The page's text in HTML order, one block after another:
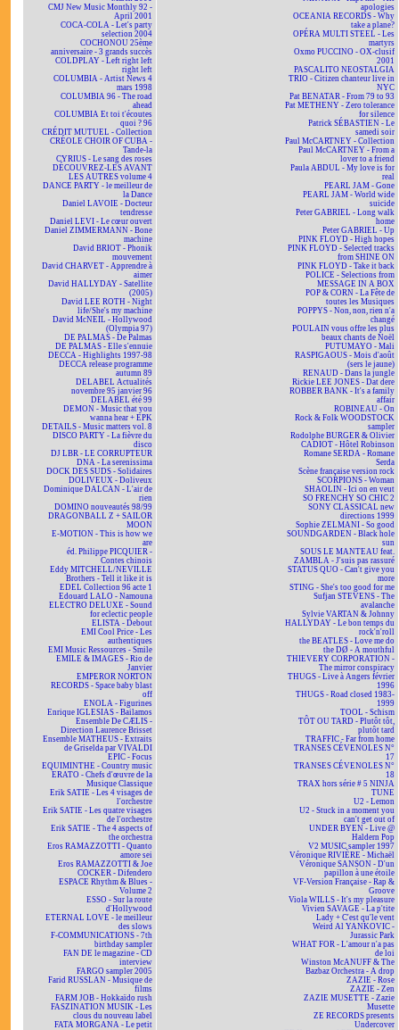
CMJ New Music Monthly 92 -
April 2001
COCA-COLA - Let's party
selection 2004
COCHONOU 25ème
anniversaire - 3 grands succès
COLDPLAY - Left right left
right left
COLUMBIA - Artist News 4
mars 1998
COLUMBIA 96 - The road
ahead
COLUMBIA Et toi t'écoutes
quoi ? 96
CRÉDIT MUTUEL - Collection
CRÉOLE CHOIR OF CUBA -
Tande-la
CYRIUS - Le sang des roses
DÉCOUVREZ-LES AVANT
LES AUTRES volume 4
DANCE PARTY - le meilleur de
la Dance
Daniel LAVOIE - Docteur
tendresse
Daniel LEVI - Le cœur ouvert
Daniel ZIMMERMANN - Bone
machine
David BRIOT - Phonik
mouvement
David CHARVET - Apprendre à
aimer
David HALLYDAY - Satellite
(2005)
David LEE ROTH - Night
life/She's my machine
David McNEIL - Hollywood
(Olympia 97)
DE PALMAS - De Palmas
DE PALMAS - Elle s'ennuie
DECCA - Highlights 1997-98
DECCA release programme
autumn 89
DELABEL Actualités
novembre 95 janvier 96
DELABEL été 99
DEMON - Music that you
wanna hear + EPK
DETAILS - Music matters vol. 8
DISCO PARTY - La fièvre du
disco
DJ LBR - LE CORRUPTEUR
DNA - La serenissima
DOCK DES SUDS - Solidaires
DOLIVEUX - Doliveux
Dominique DALCAN - L'air de
rien
DOMINO nouveautés 98/99
DRAGONBALL Z + SAILOR
MOON
E-MOTION - This is how we
are
éd. Philippe PICQUIER -
Contes chinois
Eddy MITCHELL/NEVILLE
Brothers - Tell it like it is
EDEL Collection 96 acte 1
Edouard LALO - Namouna
ELECTRO DELUXE - Sound
for eclectic people
ELISTA - Debout
EMI Cool Price - Les
authentiques
EMI Music Ressources - Smile
EMILE & IMAGES - Rio de
Janvier
EMPEROR NORTON
RECORDS - Space baby blast
off
ENOLA - Figurines
Enrique IGLESIAS - Bailamos
Ensemble De CÆLIS -
Direction Laurence Brisset
Ensemble MATHEUS - Extraits
de Griselda par VIVALDI
EPIC - Focus
EQUIMINTHE - Country music
ERATO - Chefs d'œuvre de la
Musique Classique
Erik SATIE - Les 4 visages de
l'orchestre
Erik SATIE - Les quatre visages
de l'orchestre
Erik SATIE - The 4 aspects of
the orchestra
Eros RAMAZZOTTI - Quanto
amore sei
Eros RAMAZZOTTI & Joe
COCKER - Difendero
ESPACE Rhythm & Blues -
Volume 2
ESSO - Sur la route
d'Hollywood
ETERNAL LOVE - le meilleur
des slows
F-COMMUNICATIONS - 7th
birthday sampler
FAN DE le magazine - CD
interview
FARGO sampler 2005
Farid RUSSLAN - Musique de
films
FARM JOB - Hokkaïdo rush
FASZINATION MUSIK - Les
clous du nouveau label
FATA MORGANA - Le petit
apologies
OCEANIA RECORDS - Why
take a plane?
OPÉRA MULTI STEEL - Les
martyrs
Oxmo PUCCINO - OX-clusif
2001
PASCALITO NEOSTALGIA
TRIO - Citizen chanteur live in
NYC
Pat BENATAR - From 79 to 93
Pat METHENY - Zero tolerance
for silence
Patrick SÉBASTIEN - Le
samedi soir
Paul McCARTNEY - Collection
Paul McCARTNEY - From a
lover to a friend
Paula ABDUL - My love is for
real
PEARL JAM - Gone
PEARL JAM - World wide
suicide
Peter GABRIEL - Long walk
home
Peter GABRIEL - Up
PINK FLOYD - High hopes
PINK FLOYD - Selected tracks
from SHINE ON
PINK FLOYD - Take it back
POLICE - Selections from
MESSAGE IN A BOX
POP & CORN - La Fête de
toutes les Musiques
POPPYS - Non, non, rien n'a
changé
POULAIN vous offre les plus
beaux chants de Noël
PUTUMAYO - Mali
RASPIGAOUS - Mois d'août
(sers le jaune)
RENAUD - Dans la jungle
Rickie LEE JONES - Dat dere
ROBBER BANK - It's a family
affair
ROBINEAU - On
Rock & Folk WOODSTOCK
sampler
Rodolphe BURGER & Olivier
CADIOT - Hôtel Robinson
Romane SERDA - Romane
Serda
Scène française version rock
SCORPIONS - Woman
SHAOLIN - Ici on en veut
SO FRENCHY SO CHIC 2
SONY CLASSICAL new
directions 1999
Sophie ZELMANI - So good
SOUNDGARDEN - Black hole
sun
SOUS LE MANTEAU feat.
ZAMBLA - J'suis pas rassuré
STATUS QUO - Can't give you
more
STING - She's too good for me
Sufjan STEVENS - The
avalanche
Sylvie VARTAN & Johnny
HALLYDAY - Le bon temps du
rock'n'roll
the BEATLES - Love me do
the DØ - A mouthful
THIEVERY CORPORATION -
The mirror conspiracy
THUGS - Live à Angers février
1996
THUGS - Road closed 1983-
1999
TOOL - Schism
TÔT OU TARD - Plutôt tôt,
plutôt tard
TRAFFIC - Far from home
TRANSES CÉVENOLES N°
17
TRANSES CÉVENOLES N°
18
TRAX hors série # 5 NINJA
TUNE
U2 - Lemon
U2 - Stuck in a moment you
can't get out of
UNDER BYEN - Live @
Haldern Pop
V2 MUSIC sampler 1997
Véronique RIVIÈRE - Michaël
Véronique SANSON - D'un
papillon à une étoile
VF-Version Française - Rap &
Groove
Viola WILLS - It's my pleasure
Vivien SAVAGE - La p'tite
Lady + C'est qu'le vent
Weird Al YANKOVIC -
Jurassic Park
WHAT FOR - L'amour n'a pas
de loi
Winston McANUFF & The
Bazbaz Orchestra - A drop
ZAZIE - Rose
ZAZIE - Zen
ZAZIE MUSETTE - Zazie
Musette
ZE RECORDS presents
Undercover